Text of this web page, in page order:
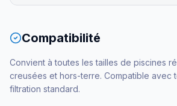
Compatibilité
Convient à toutes les tailles de piscines
creusées et hors-terre. Compatible avec
filtration standard.